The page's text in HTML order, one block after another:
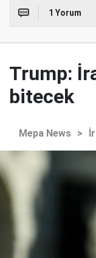
1 Yorum
Trump:
bitecek
Mepa News >